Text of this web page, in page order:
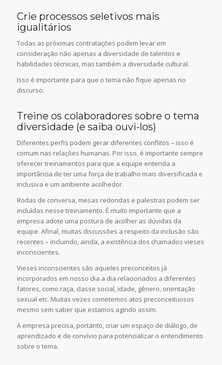
Crie processos seletivos mais
igualitários
Todas as próximas contratações podem levar em
consideração não apenas a diversidade de talentos e
habilidades técnicas, mas também a diversidade cultural.
Isso é importante para que o tema não fique apenas no
discurso.
Treine os colaboradores sobre o tema
diversidade (e saiba ouvi-los)
Diferentes perfis podem gerar diferentes conflitos – isso é
comum nas relações humanas. Por isso, é importante sempre
oferecer treinamentos para que a equipe entenda a
importância de ter uma força de trabalho mais diversificada e
inclusiva e um ambiente acolhedor.
Rodas de conversa, mesas redondas e palestras podem ser
incluídas nesse treinamento. É muito importante que a
empresa adote uma postura de acolher as dúvidas da
equipe. Afinal, muitas discussões a respeito da inclusão são
recentes – incluindo, ainda, a existência dos chamados vieses
inconscientes.
Vieses inconscientes são aqueles preconceitos já
incorporados em nosso dia a dia relacionados a diferentes
fatores, como raça, classe social, idade, gênero, orientação
sexual etc. Muitas vezes cometemos atos preconceituosos
mesmo sem saber que estamos agindo assim.
A empresa precisa, portanto, criar um espaço de diálogo, de
aprendizado e de convívio para potencializar o entendimento
sobre o tema.